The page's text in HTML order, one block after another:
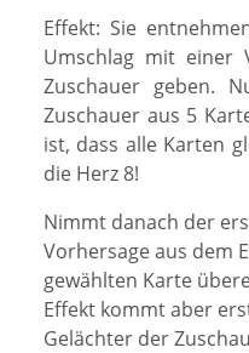
Effekt: Sie
Umschlag mit einer
Zuschauer geben.
Zuschauer aus 5
ist, dass alle Karten
die Herz 8!
Nimmt danach der
Vorhersage aus dem
gewählten Karte
Effekt kommt aber
Gelächter der